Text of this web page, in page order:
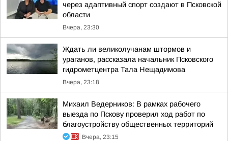
через адаптивный спорт создают в Псковской
области
Вчера, 23:30
Ждать ли великолучанам штормов и
ураганов, рассказала начальник Псковского
гидрометцентра Тала Нещадимова
Вчера, 23:18
Михаил Ведерников: В рамках рабочего
выезда по Пскову проверил ход работ по
благоустройству общественных территорий
Вчера, 23:15